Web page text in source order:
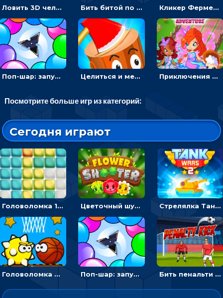
Ловить 3D человечком своего цвета и собирать драгоценности - гиперказуалка Бить битой по шарику, чтобы сбивать кубики с буквами на пути к финишу - 3D Кликер Фермерский бизнес: расти овощи, чтобы богатеть
Поп-шар: запускать колючку, чтобы лопать воздушные шарики Целиться и метать топор в 3D мишени Приключения Клуба Винкс: менять дорожки, чтобы собирать кристаллы
Посмотрите больше игр из категорий:
Сегодня играют
Головоломка 10х10 Цветочный шутер: стрелять пчелками по цветам Стрелялка Танковые войны: бить по танку врага, чтобы уничтожить зло
Головоломка Невероятный баскетбол: проложить путь и отправить мяч в корзину Поп-шар: запускать колючку, чтобы лопать воздушные шарики Бить пенальти по воротам или мишеням - спортивная аркада